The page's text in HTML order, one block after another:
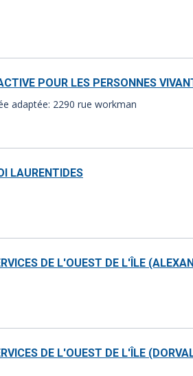
POUR LES PERSONNES
adaptée: 2290 rue workman
LAURENTIDES
DE L'OUEST DE L'ÎLE
DE L'OUEST DE L'ÎLE